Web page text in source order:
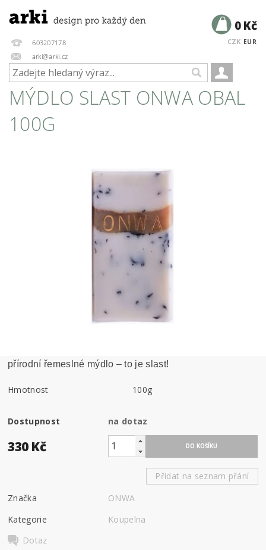
603207178
arki@arki.cz
CZK EUR
0 Kč
MÝDLO SLAST ONWA OBAL
100G
přírodní řemeslné mýdlo – to je slast!
Hmotnost 100g
Dostupnost na dotaz
330 Kč
Přidat na seznam přání
Značka
ONWA
Kategorie
Koupelna
Dotaz